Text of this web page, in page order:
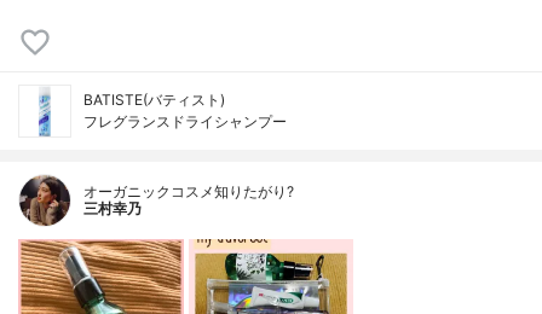
BATISTE(バティスト)
フレグランスドライシャンプー
オーガニックコスメ知りたがり?
三村幸乃